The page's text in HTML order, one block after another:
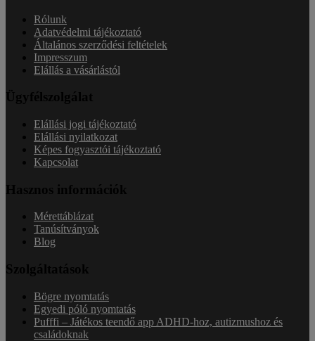
Rólunk
Adatvédelmi tájékoztató
Általános szerződési feltételek
Impresszum
Elállás a vásárlástól
Ügyfélszolgálat
Elállási jogi tájékoztató
Elállási nyilatkozat
Képes fogyasztói tájékoztató
Kapcsolat
Hasznos információk
Mérettáblázat
Tanúsítványok
Blog
Szolgáltatások
Bögre nyomtatás
Egyedi póló nyomtatás
Pufffi – Játékos teendő app ADHD-hoz, autizmushoz és
családoknak